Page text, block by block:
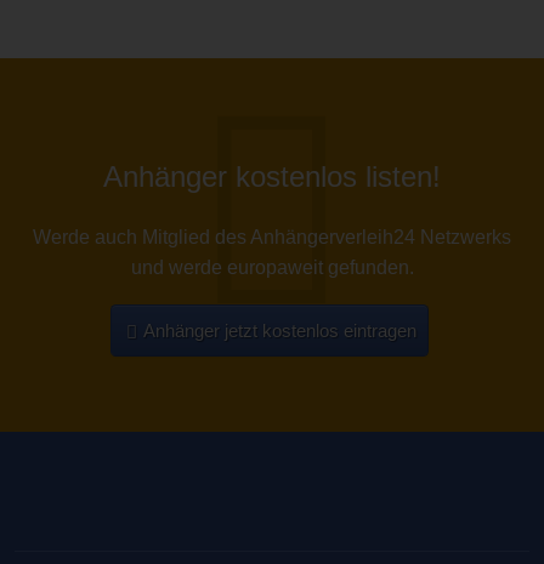
Anhänger kostenlos listen!
Werde auch Mitglied des Anhängerverleih24 Netzwerks
und werde europaweit gefunden.
Anhänger jetzt kostenlos eintragen